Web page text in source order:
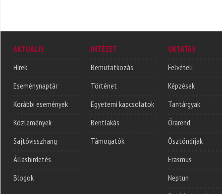
AKTUÁLIS
Hírek
Eseménynaptár
Korábbi események
Közlemények
Sajtóvisszhang
Álláshirdetés
Blogok
INTÉZET
Bemutatkozás
Történet
Egyetemi kapcsolatok
Bentlakás
Támogatók
OKTATÁS
Felvételi
Képzések
Tantárgyak
Órarend
Ösztöndíjak
Erasmus
Neptun